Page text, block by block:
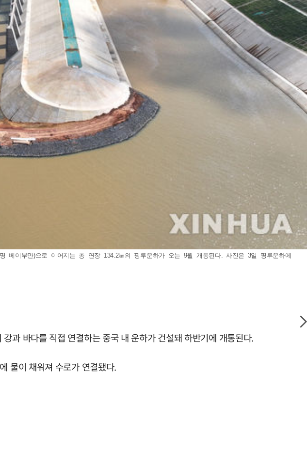
베이부만)으로 이어지는 총 연장 134.2㎞의 핑루운하가 오는 9월 개통된다. 사진은 3일 핑루운하에
과 바다를 직접 연결하는 중국 내 운하가 건설돼 하반기에 개통된다.
물이 채워져 수로가 연결됐다.